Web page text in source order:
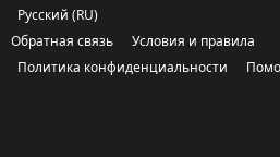
Русский (RU)
Обратная связь
Условия и правила
Политика конфиденциальности